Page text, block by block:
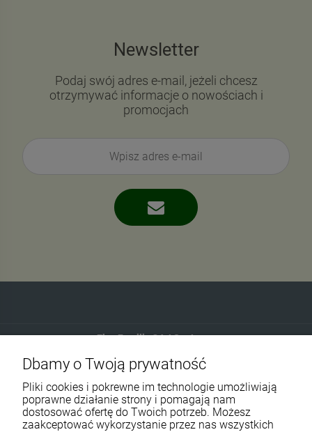
Newsletter
Podaj swój adres e-mail, jeżeli chcesz
otrzymywać informacje o nowościach i
promocjach
Eko-Familia GAJ Sp.Jawna
Gdańska 60
90-616 Łódź
790 727 174
Dbamy o Twoją prywatność
Pliki cookies i pokrewne im technologie umożliwiają
poprawne działanie strony i pomagają nam
dostosować ofertę do Twoich potrzeb. Możesz
zaakceptować wykorzystanie przez nas wszystkich